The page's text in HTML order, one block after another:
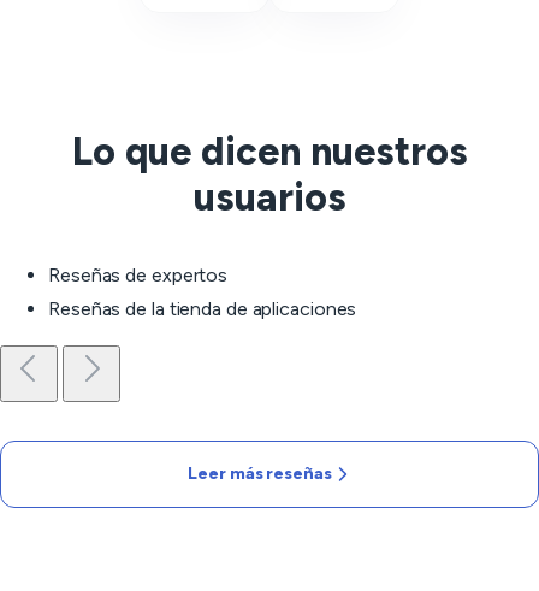
Lo que dicen nuestros
usuarios
Reseñas de expertos
Reseñas de la tienda de aplicaciones
Leer más reseñas